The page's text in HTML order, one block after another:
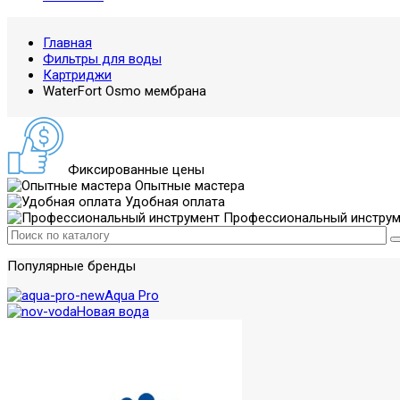
Главная
Фильтры для воды
Картриджи
WaterFort Osmo мембрана
Фиксированные цены
Опытные мастера
Удобная оплата
Профессиональный
Популярные бренды
Aqua Pro
Новая вода